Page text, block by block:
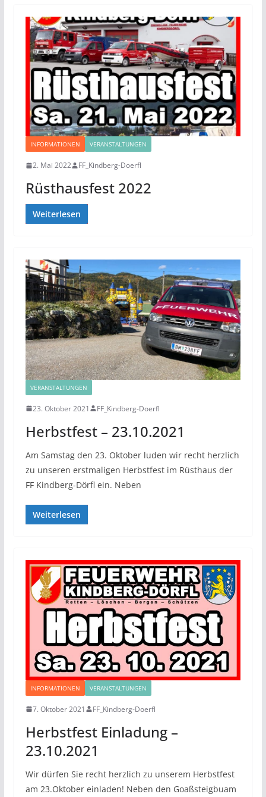
INFORMATIONEN VERANSTALTUNGEN
2. Mai 2022 FF_Kindberg-Doerfl
Rüsthausfest 2022
Weiterlesen
VERANSTALTUNGEN
23. Oktober 2021 FF_Kindberg-Doerfl
Herbstfest – 23.10.2021
Am Samstag den 23. Oktober luden wir recht herzlich
zu unseren erstmaligen Herbstfest im Rüsthaus der
FF Kindberg-Dörfl ein. Neben
Weiterlesen
INFORMATIONEN VERANSTALTUNGEN
7. Oktober 2021 FF_Kindberg-Doerfl
Herbstfest Einladung –
23.10.2021
Wir dürfen Sie recht herzlich zu unserem Herbstfest
am 23.Oktober einladen! Neben den Goaßsteigbuam